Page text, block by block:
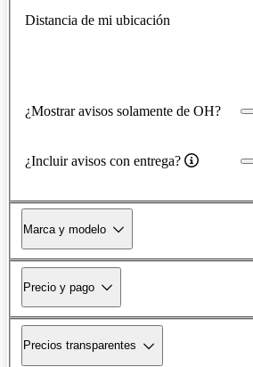
Distancia de mi ubicación
¿Mostrar avisos solamente de OH?
¿Incluir avisos con entrega?
Marca y modelo
Precio y pago
Precios transparentes